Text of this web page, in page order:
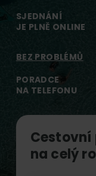
Vyberte
pojištění
online.
SJEDNÁNÍ
JE PLNĚ ONLINE
BEZ PROBLÉMŮ
PORADCE
NA TELEFONU
na celý